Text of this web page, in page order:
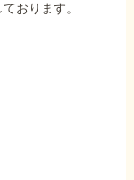
おります。